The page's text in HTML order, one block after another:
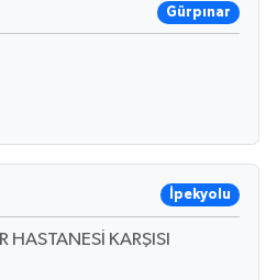
Gürpınar
İpekyolu
KARŞISI